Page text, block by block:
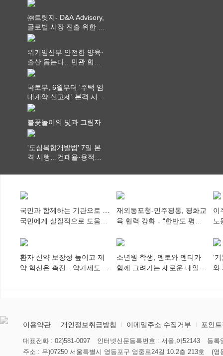
㈜트릿지- D&A Advisory,
글로벌 시장 진출 위한 전
략적 업무협약 체결
위기임산부 안전한 양육·
출산 돕는다…민관 협력
체계 구축
국토부, 6월부터 '주택 임
대계약 신고제' 본격 시
행…실거래가 투명화 기
불꽃놀이의 빛과 그림자
'도심복합개발법' 7일 본
격 시행…건폐율·용적률
국민과 함께하는 기관으로 …
국민에게 실질적으로 도움이
재외동포청-민주평통, 평화교
육 협력 강화 ․ “한반도 평화,
다”
이
노
환자 신약 보장성 높이고 제
약 혁신은 촉진…약가제도 개
소년원 학생, 멘토와 멘티가
함께 그려가는 새로운 내일
‘
와
이용약관 개인정보취급방침 이메일주소 수집거부 포인
대표전화 : 02)581-0097 인터넷신문등록번호 : 서울,아52143
등록
주소 : 우)07250 서울특별시 영등포구 영중로24길 10.2층 213호
(영